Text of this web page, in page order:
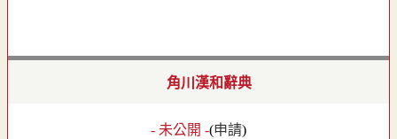
角川漢和辭典
- 未公開 -(申請)